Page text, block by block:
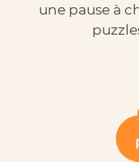
une pause à